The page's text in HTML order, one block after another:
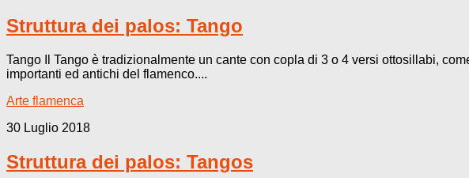
Struttura dei palos: Tango
Tango Il Tango è tradizionalmente un cante con copla di 3 o 4 versi ottosillabi,
importanti ed antichi del flamenco....
Arte flamenca
30 Luglio 2018
Struttura dei palos: Tangos